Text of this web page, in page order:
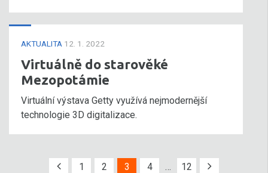
AKTUALITA 12. 1. 2022
Virtuálně do starověké
Mezopotámie
Virtuální výstava Getty využívá nejmodernější
technologie 3D digitalizace.
1 2 3 4 … 12